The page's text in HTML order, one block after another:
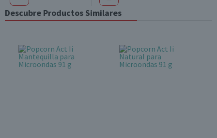
Descubre Productos Similares